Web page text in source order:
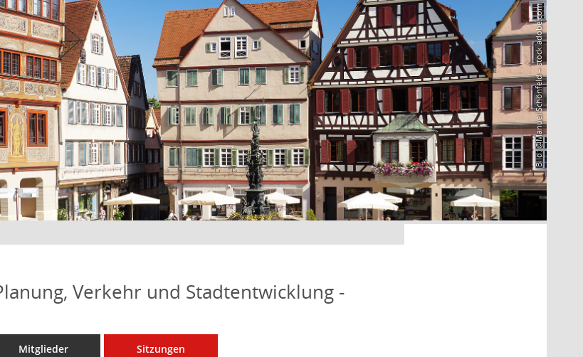
Bild: @Manuel Schönfeld – stock.adobe.com
Verkehr und Stadtentwicklung -
Mitglieder Sitzungen